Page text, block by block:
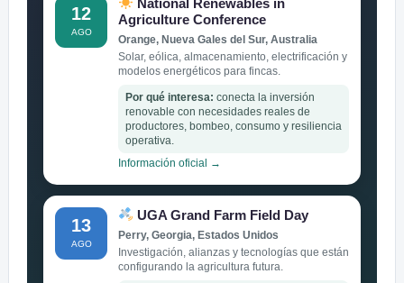
12
AGO
National Renewables in
Agriculture Conference
Orange, Nueva Gales del Sur, Australia
Solar, eólica, almacenamiento, electrificación y
modelos energéticos para fincas.
Por qué interesa: conecta la inversión
renovable con necesidades reales de
productores, bombeo, consumo y resiliencia
operativa.
Información oficial →
13
AGO
UGA Grand Farm Field Day
Perry, Georgia, Estados Unidos
Investigación, alianzas y tecnologías que están
configurando la agricultura futura.